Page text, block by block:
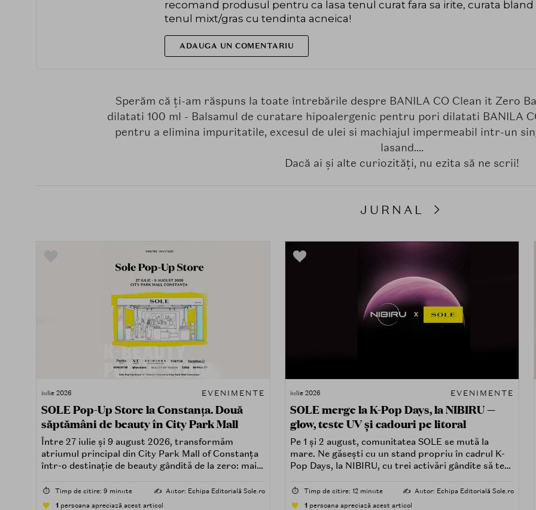
recomand produsul pentru ca lasa tenul curat fara sa irite, curata
tenul mixt/gras cu tendinta acneica!
ADAUGA UN COMENTARIU
Sperăm că ți-am răspuns la toate întrebările despre BANILA CO Clean it Zero
dilatati 100 ml - Balsamul de curatare hipoalergenic pentru pori dilatati BANILA
pentru a elimina impuritatile, excesul de ulei si machiajul impermeabil intr-un
lasand....
Dacă ai și alte curiozități, nu ezita să ne scrii!
JURNAL
iulie 2026 EVENIMENTE
SOLE Pop-Up Store la Constanța. Două
săptămâni de beauty în City Park Mall
Între 27 iulie și 9 august 2026, transformăm
atriumul principal din City Park Mall of Constanța
într-o destinație de beauty gândită de la zero: mai
felul în care îți place, de fapt, să descoperi produse
— testând, atingând, comparând, întrebând.
⏱️ Timp de citire: 9 minute ✍️ Autor: Echipa Editorială Sole.ro
1 persoana apreciază acest articol
iulie 2026 EVENIMENTE
SOLE merge la K-Pop Days, la NIBIRU —
glow, teste UV și cadouri pe litoral
Pe 1 și 2 august, comunitatea SOLE se mută la
mare. Ne găsești cu un stand propriu în cadrul K-
Pop Days, la NIBIRU, cu trei activări gândite să te
⏱️ Timp de citire: 12 minute ✍️ Autor: Echipa Editorială Sole.ro
1 persoana apreciază acest articol